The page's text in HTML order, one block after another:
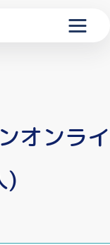
オンライ
)